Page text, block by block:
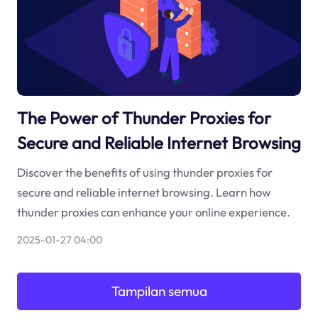
The Power of Thunder Proxies for
Secure and Reliable Internet Browsing
Discover the benefits of using thunder proxies for
secure and reliable internet browsing. Learn how
thunder proxies can enhance your online experience.
2025-01-27 04:00
Tampilan semua